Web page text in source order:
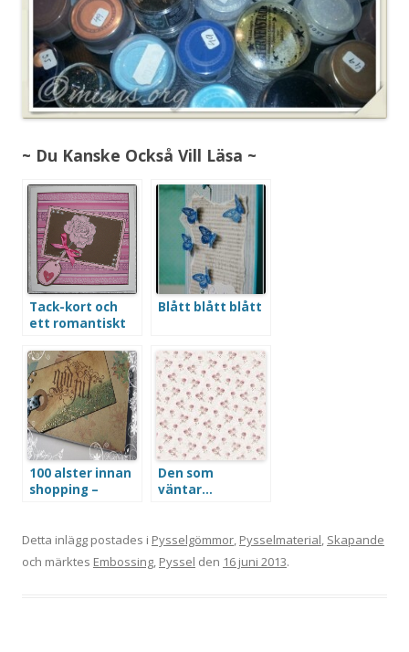
~ Du Kanske Också Vill Läsa ~
Tack-kort och
ett romantiskt
Blått blått blått
100 alster innan
shopping –
Den som
väntar…
Detta inlägg postades i Pysselgömmor Pysselmaterial Skapande
och märktes Embossing Pyssel den 16 juni 2013.